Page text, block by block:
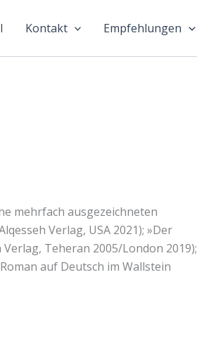
Kontakt Empfehlungen
mehrfach ausgezeichneten
Verlag, USA 2021); »Der
Teheran 2005/London 2019);
auf Deutsch im Wallstein